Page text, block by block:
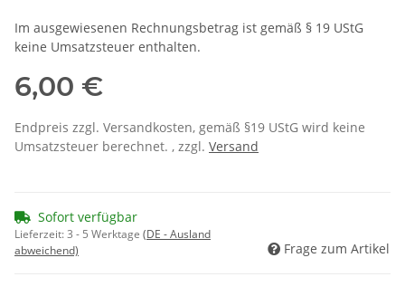
Im ausgewiesenen Rechnungsbetrag ist gemäß § 19 UStG
keine Umsatzsteuer enthalten.
6,00 €
Endpreis zzgl. Versandkosten, gemäß §19 UStG wird keine
Umsatzsteuer berechnet. , zzgl. Versand
Sofort verfügbar
Lieferzeit:3 - 5 Werktage (DE - Ausland
abweichend)
Frage zum Artikel